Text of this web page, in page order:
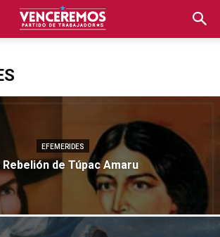
EFEMERIDES
Rebelión de Túpac Amaru